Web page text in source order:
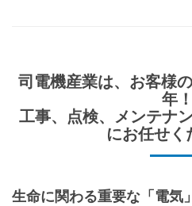
司電機産業は、お客様
年！
工事、点検、メンテナ
にお任せく
生命に関わる重要な「電気